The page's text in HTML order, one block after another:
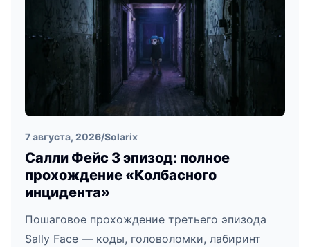
7 августа, 2026/Solarix
Салли Фейс 3 эпизод: полное
прохождение «Колбасного
инцидента»
Пошаговое прохождение третьего эпизода
Sally Face — коды, головоломки, лабиринт